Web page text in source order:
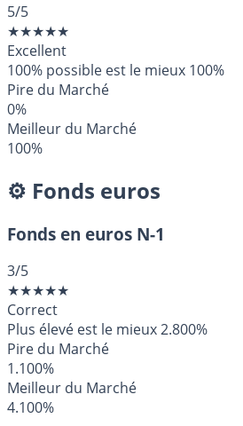
5/5
★★★★★
Excellent
100% possible est le mieux 100%
Pire du Marché
0%
Meilleur du Marché
100%
⚙️ Fonds euros
Fonds en euros N-1
3/5
★★★★★
Correct
Plus élevé est le mieux2.800%
Pire du Marché
1.100%
Meilleur du Marché
4.100%